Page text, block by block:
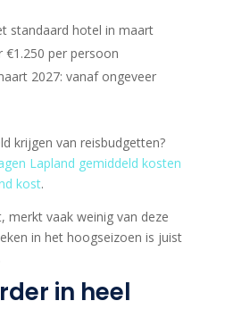
standaard hotel in maart
€1.250 per persoon
2027: vanaf ongeveer
krijgen van reisbudgetten?
Lapland gemiddeld kosten
kost.
merkt vaak weinig van deze
in het hoogseizoen is juist
in heel